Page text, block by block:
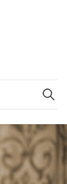
検
索: